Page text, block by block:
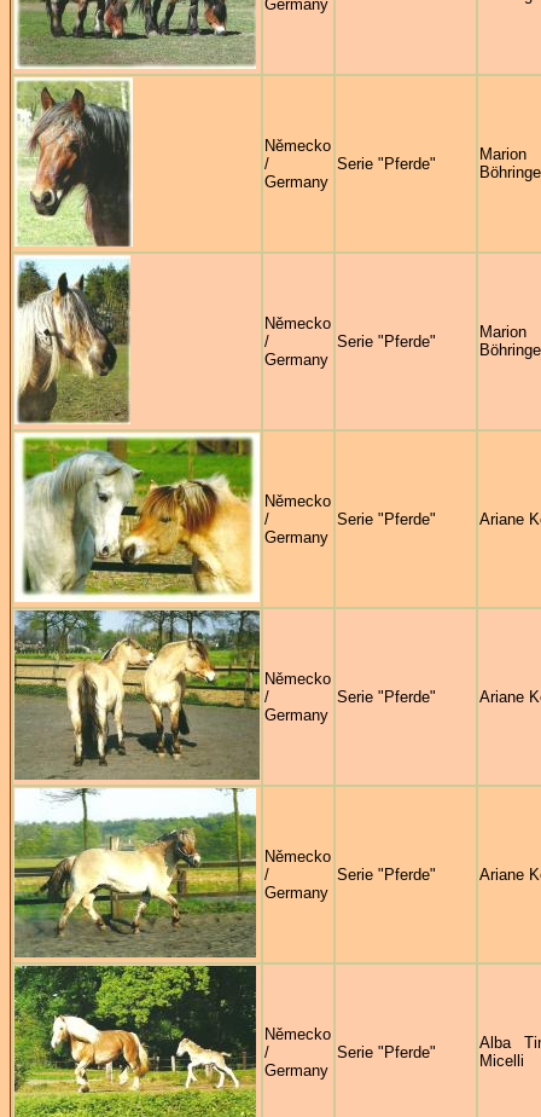
Germany
Německo
/
Germany
Serie "Pferde"
Marion
Německo
/
Germany
Serie "Pferde"
Marion
Německo
/
Germany
Serie "Pferde" Ariane
Německo
/
Germany
Serie "Pferde" Ariane
Německo
/
Germany
Serie "Pferde" Ariane
Německo
/
Germany
Serie "Pferde"
Alba
Micelli